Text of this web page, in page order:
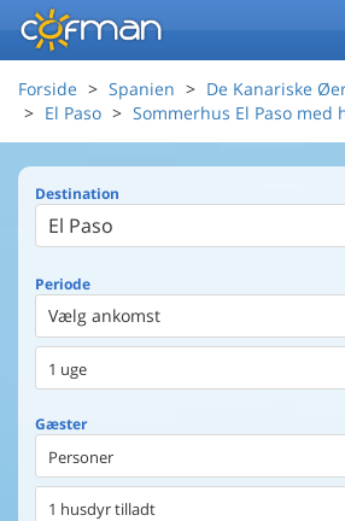
Forside Spanien De Kanariske
El Paso
Sommerhus El Paso med
Destination
Periode
Vælg ankomst
1 uge
Gæster
Personer
1 husdyr tilladt